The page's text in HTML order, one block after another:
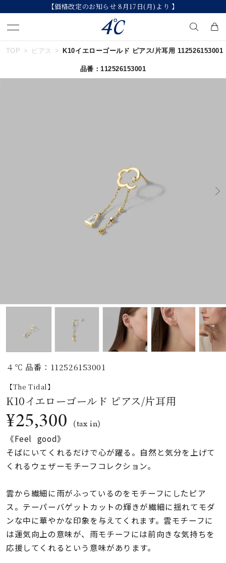
【価格改定のお知らせ 8月17日(月)より 】
キーワードで検索する
ト
着用シーン
レディース
リングサイズ
TOP ピアス K10イエローゴールド ピアス/片耳用 112526153001
品番：112526153001
４℃ 品番：112526153001
【The Tidal】
K10イエローゴールド ピアス/片耳用
¥25,300 (tax in)
《Feel good》
そばにいてくれるだけで心が躍る。自然と気分を上げて
くれるウェザーモチーフコレクション。
雲から繊細に雨がふっているのをモチーフにしたピア
ス。テーパーバゲットカットの輝きが繊細に揺れてモダ
ンな中に華やかな印象を与えてくれます。雲モチーフに
は運気向上の意味が、雨モチーフには前向きな気持ちを
応援してくれるという意味があります。